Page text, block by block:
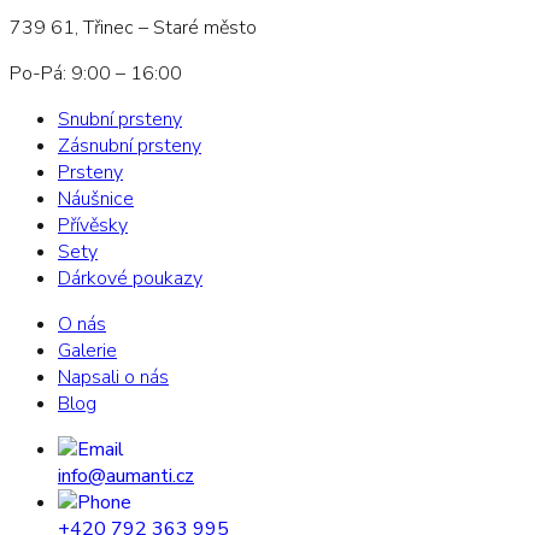
739 61, Třinec – Staré město
Po-Pá: 9:00 – 16:00
Snubní prsteny
Zásnubní prsteny
Prsteny
Náušnice
Přívěsky
Sety
Dárkové poukazy
O nás
Galerie
Napsali o nás
Blog
info@aumanti.cz
+420 792 363 995